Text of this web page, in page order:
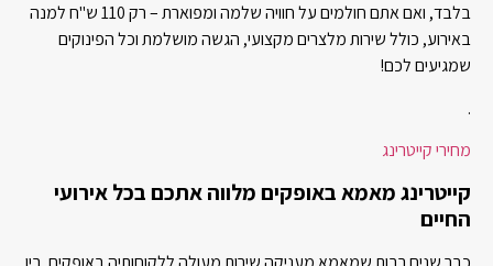
בלבד, ואם אתם חולמים על חוויה שלמה ומפוארת – רק 110 ש"ח למנה
באירוע, כולל שירות מלצרים מקצועי, הגשה מושלמת וכל הפינוקים
שמגיעים לכם!
.
מחירי קייטרינג
קייטרינג מאמא באופקים מלווה אתכם בכל אירועי
החיים